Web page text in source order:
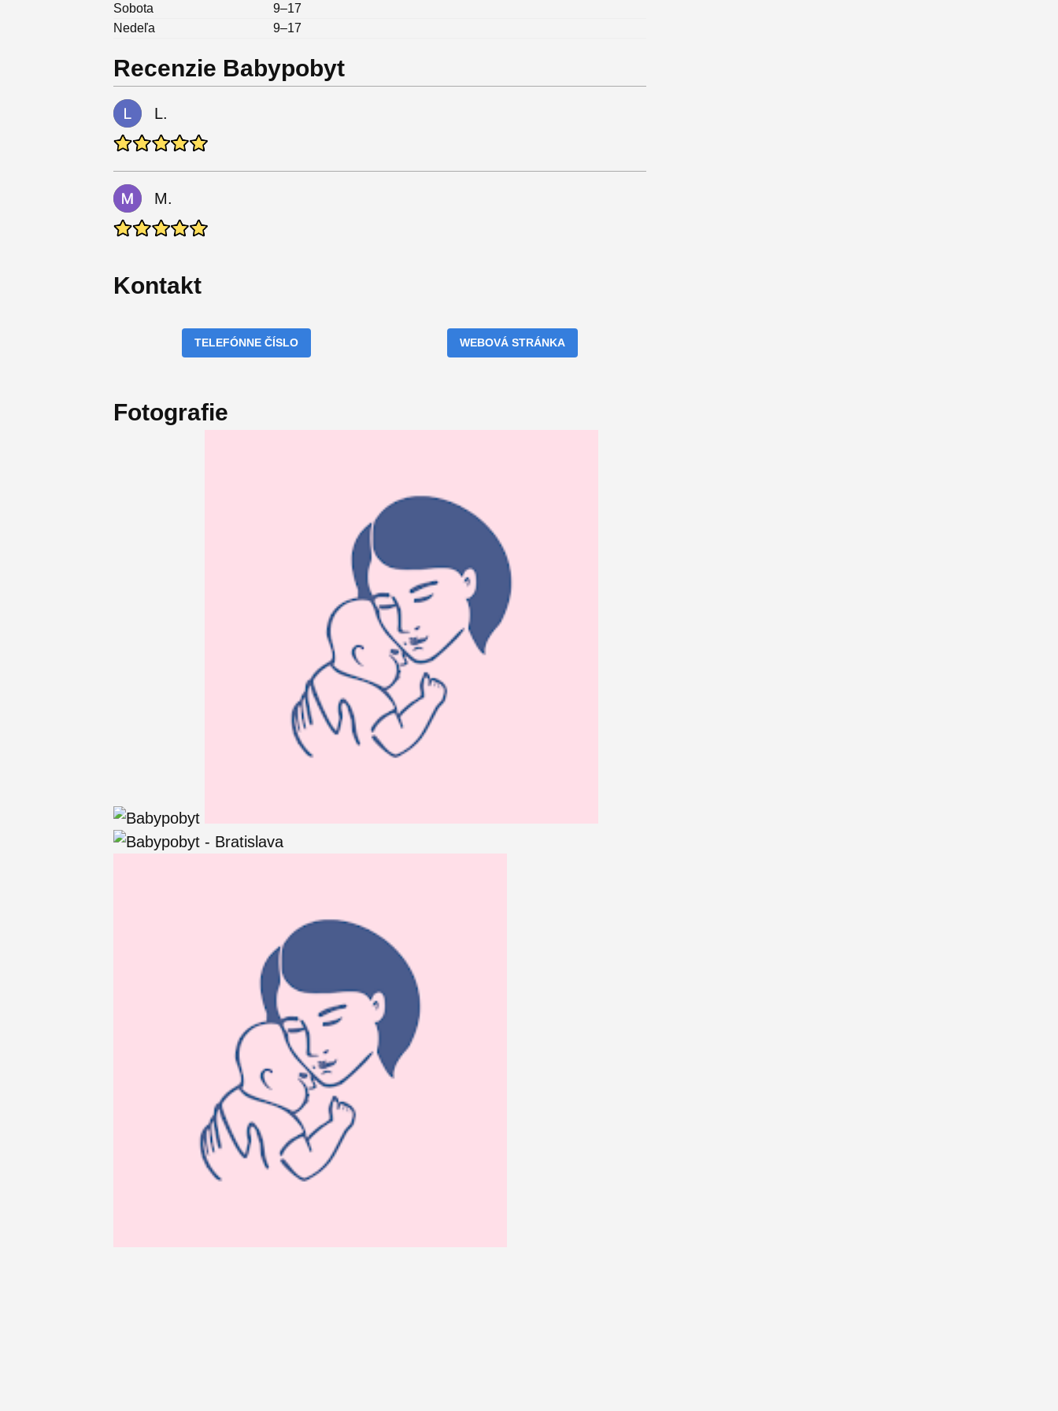
Sobota
9–17
Nedeľa
9–17
Recenzie Babypobyt
L.
M.
Kontakt
TELEFÓNNE ČÍSLO WEBOVÁ STRÁNKA
Fotografie